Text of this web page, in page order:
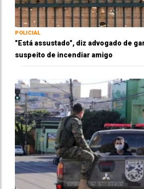
POLICIAL
"Está assustado", diz advogado de
suspeito de incendiar amigo